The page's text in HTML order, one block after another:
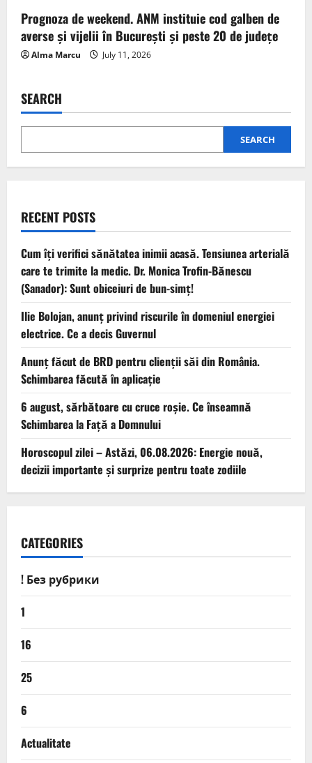
Prognoza de weekend. ANM instituie cod galben de
averse și vijelii în București și peste 20 de județe
Alma Marcu July 11, 2026
SEARCH
SEARCH
RECENT POSTS
Cum îți verifici sănătatea inimii acasă. Tensiunea arterială
care te trimite la medic. Dr. Monica Trofin-Bănescu
(Sanador): Sunt obiceiuri de bun-simț!
Ilie Bolojan, anunț privind riscurile în domeniul energiei
electrice. Ce a decis Guvernul
Anunț făcut de BRD pentru clienții săi din România.
Schimbarea făcută în aplicație
6 august, sărbătoare cu cruce roșie. Ce înseamnă
Schimbarea la Față a Domnului
Horoscopul zilei – Astăzi, 06.08.2026: Energie nouă,
decizii importante și surprize pentru toate zodiile
CATEGORIES
! Без рубрики
1
16
25
6
Actualitate